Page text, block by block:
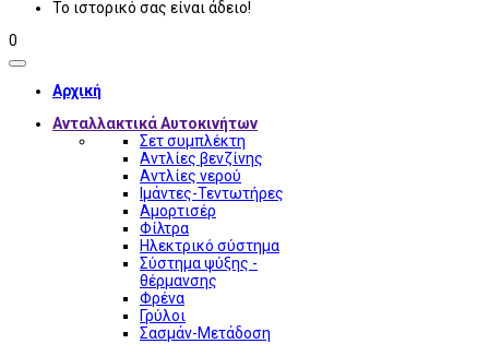
Το ιστορικό σας είναι άδειο!
0
Αρχική
Ανταλλακτικά Αυτοκινήτων
Σετ συμπλέκτη
Αντλίες βενζίνης
Αντλίες νερού
Ιμάντες-Τεντωτήρες
Αμορτισέρ
Φίλτρα
Ηλεκτρικό σύστημα
Σύστημα ψύξης -
θέρμανσης
Φρένα
Γρύλοι
Σασμάν-Μετάδοση